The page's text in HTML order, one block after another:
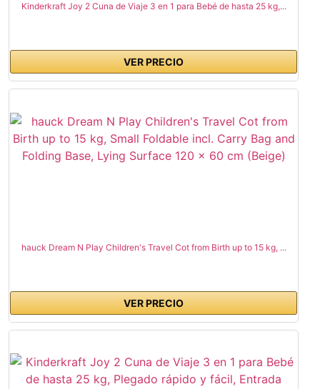
Kinderkraft Joy 2 Cuna de Viaje 3 en 1 para Bebé de hasta 25 kg,...
VER PRECIO
hauck Dream N Play Children's Travel Cot from Birth up to 15 kg, ...
VER PRECIO